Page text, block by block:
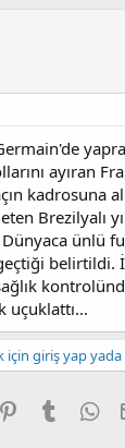
ayıran
kadrosuna
Brezilyalı
ünlü
belirtildi.
uçuklattı...
için giriş yap yada
PinterestTumblr